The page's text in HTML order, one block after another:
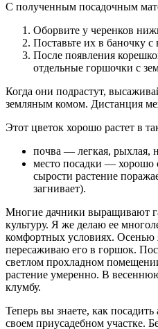
С полученным посадочным
Оборвите у черенков
Поставьте их в баночку с
После появления
отдельные горшочки с
Когда они подрастут,
земляным комом. Дистанция
Этот цветок хорошо растет в
почва — легкая, рыхлая,
место посадки — хорошо
сырости растение
загнивает).
Многие дачники выращивают
культуру. Я же делаю ее
комфортных условиях.
пересаживаю его в горшок.
светлом прохладном
растение умеренно. В
клумбу.
Теперь вы знаете, как
своем приусадебном участке.